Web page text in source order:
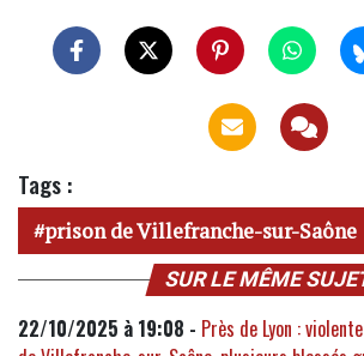
Tags :
prison de Villefranche-sur-Saône
SUR LE MÊME
22/10/2025 à 19:08 - Près de Lyon :